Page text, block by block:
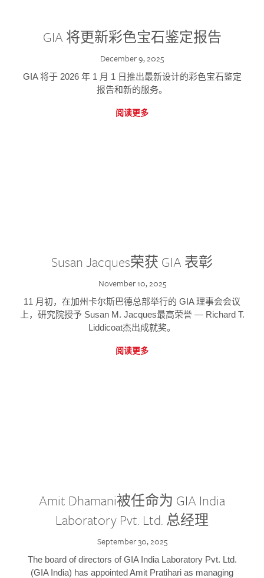
GIA 将更新彩色宝石鉴定报告
December 9, 2025
GIA 将于 2026 年 1 月 1 日推出最新设计的彩色宝石鉴定
报告和新的服务。
阅读更多
Susan Jacques荣获 GIA 表彰
November 10, 2025
11 月初，在加州卡尔斯巴德总部举行的 GIA 理事会会议
上，研究院授予 Susan M. Jacques最高荣誉 — Richard T.
Liddicoat杰出成就奖。
阅读更多
Amit Dhamani被任命为 GIA India
Laboratory Pvt. Ltd. 总经理
September 30, 2025
The board of directors of GIA India Laboratory Pvt. Ltd.
(GIA India) has appointed Amit Pratihari as managing